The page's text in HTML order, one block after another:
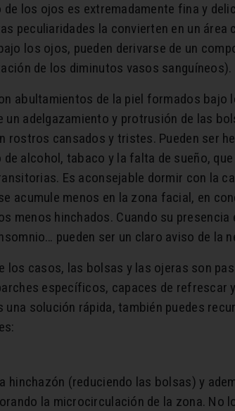
los ojos es extremadamente fina y
peculiaridades la convierten en un
los ojos, pueden derivarse de un
de los diminutos vasos sanguíneos).
abultamientos de la piel formados bajo
un adelgazamiento y protrusión de las
rostros cansados y tristes. Pueden ser
alcohol, tabaco y la falta de sueño,
Es aconsejable dormir con la
acumule menos en la zona facial, en
menos hinchados. Cuando su
pueden ser un claro aviso de la
los casos, las bolsas y las ojeras son
específicos, capaces de
una solución rápida, también puedes
hinchazón (reduciendo las bolsas) y
la microcirculación de la zona.